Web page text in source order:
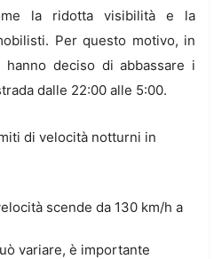
la ridotta visibilità e la
Per questo motivo, in
deciso di abbassare i
dalle 22:00 alle 5:00.
di velocità notturni in
scende da 130 km/h a
variare, è importante